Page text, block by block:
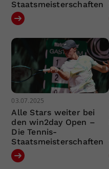
Staatsmeisterschaften
03.07.2025
Alle Stars weiter bei
den win2day Open –
Die Tennis-
Staatsmeisterschaften